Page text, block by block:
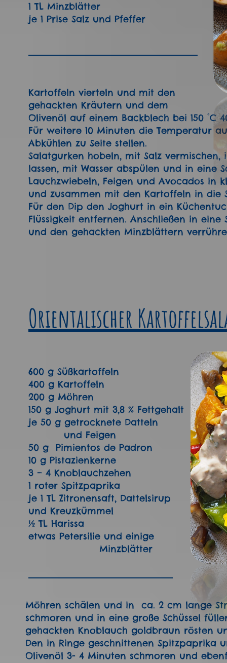
1 TL Minzblätter
je 1 Prise Salz und Pfeffer
Kartoffeln vierteln und mit den
gehackten Kräutern und dem
Olivenöl auf einem Backblech bei 150 °C
Für weitere 10 Minuten die Temperatur
Abkühlen zu Seite stellen.
Salatgurken hobeln, mit Salz
lassen, mit Wasser abspülen und in eine
Lauchzwiebeln, Feigen und Avocados in
und zusammen mit den Kartoffeln in die
Für den Dip den Joghurt in ein
Flüssigkeit entfernen. Anschließen in eine
und den gehackten Minzblättern
Orientalischer
Möhren schälen und in ca. 2 cm lange
schmoren und in eine große Schüssel
gehackten Knoblauch goldbraun rösten
Den in Ringe geschnittenen Spitzpaprika
Olivenöl 3- 4 Minuten schmoren und
600 g Süßkartoffeln
400 g Kartoffeln
200 g Möhren
150 g Joghurt mit 3,8 % Fettgehalt
je 50 g getrocknete Datteln
und Feigen
50 g Pimientos de Padron
10 g Pistazienkerne
3 – 4 Knoblauchzehen
1 roter Spitzpaprika
je 1 TL Zitronensaft, Dattelsirup
und Kreuzkümmel
½ TL Harissa
etwas Petersilie und einige
Minzblätter